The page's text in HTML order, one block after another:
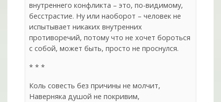
внутреннего конфликта – это, по-видимому,
бесстрастие. Ну или наоборот – человек не
испытывает никаких внутренних
противоречий, потому что не хочет бороться
с собой, может быть, просто не проснулся.
* * *
Коль совесть без причины не молчит,
Наверняка душой не покривим,